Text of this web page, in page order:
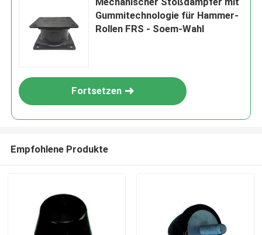
Gummitechnologie für Hammer-
Rollen FRS - Soem-Wahl
Fortsetzen
Empfohlene Produkte